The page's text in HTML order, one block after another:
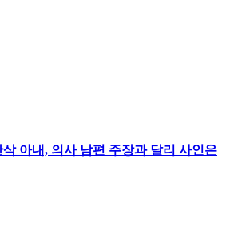
아내, 의사 남편 주장과 달리 사인은